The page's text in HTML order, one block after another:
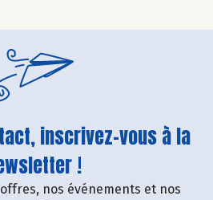
inscrivez-vous à la
!
nos événements et nos